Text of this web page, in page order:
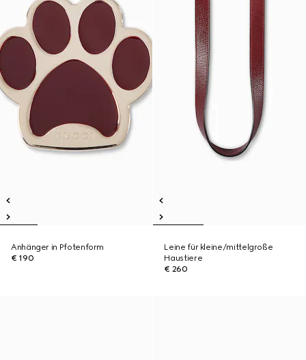
Anhänger in Pfotenform
€ 190
Leine für kleine/mittelgroße
Haustiere
€ 260